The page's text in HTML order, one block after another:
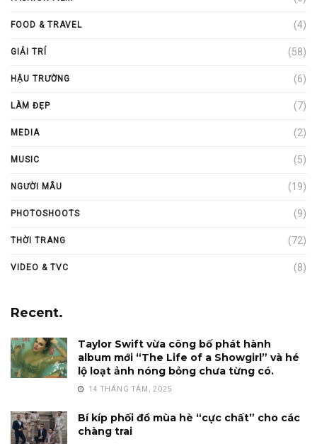
FOOD & TRAVEL (4)
GIẢI TRÍ (58)
HẬU TRƯỜNG (6)
LÀM ĐẸP (7)
MEDIA (2)
MUSIC (5)
NGƯỜI MẪU (19)
PHOTOSHOOTS (9)
THỜI TRANG (72)
VIDEO & TVC (8)
Recent.
Taylor Swift vừa công bố phát hành
album mới “The Life of a Showgirl” và hé
lộ loạt ảnh nóng bỏng chưa từng có.
14 THÁNG TÁM, 2025
Bí kíp phối đồ mùa hè “cực chất” cho các
chàng trai